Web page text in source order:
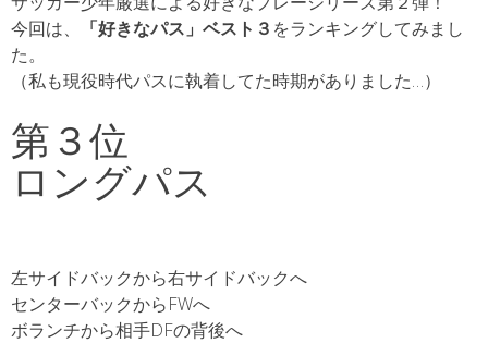
今回は、
「好きなパス」ベスト３ をランキングしてみまし
た。
（私も現役時代パスに執着してた時期がありました…）
第３位
ロングパス
左サイドバックから右サイドバックへ
センターバックからFWへ
ボランチから相手DFの背後へ